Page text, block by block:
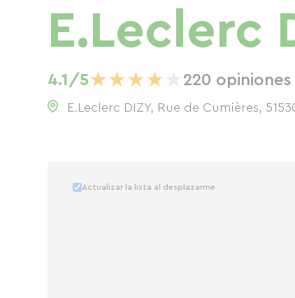
E.Leclerc
4.1/5★★★★ 220 opiniones
E.Leclerc DIZY, Rue de Cumières,
Actualizar la lista al desplazarme